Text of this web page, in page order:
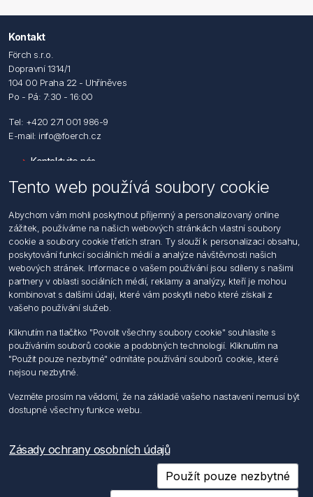
Kontakt
Förch s.r.o.
Dopravní 1314/1
104 00 Praha 22 - Uhříněves
Po - Pá: 7:30 - 16:00
Tel: +420 271 001 986-9
E-mail: info@foerch.cz
Kontaktujte nás
Hledat
Dodržování předpisů
Zásady zpracování osobních údajů fyzických osob
Podmínky zasílání elektronických dokumentu
Všeobecné dodací a obchodní podmínky
Informace o nakládaní s elektroodpadem
Můj účet
Můj účet
Objednávky
Adresy
Tento web používá soubory cookie
Abychom vám mohli poskytnout příjemný a personalizovaný online
zážitek, používáme na našich webových stránkách vlastní soubory
cookie a soubory cookie třetích stran. Ty slouží k personalizaci obsahu,
poskytování funkcí sociálních médií a analýze návštěvnosti našich
webových stránek. Informace o vašem používání jsou sdíleny s našimi
partnery v oblasti sociálních médií, reklamy a analýzy, kteří je mohou
kombinovat s dalšími údaji, které vám poskytli nebo které získali z
vašeho používání služeb.
Kliknutím na tlačítko "Povolit všechny soubory cookie" souhlasíte s
používáním souborů cookie a podobných technologií. Kliknutím na
"Použit pouze nezbytné" odmítáte používání souborů cookie, které
nejsou nezbytné.
Vezměte prosím na vědomí, že na základě vašeho nastavení nemusí být
dostupné všechny funkce webu.
Zásady ochrany osobních údajů
Použít pouze nezbytné